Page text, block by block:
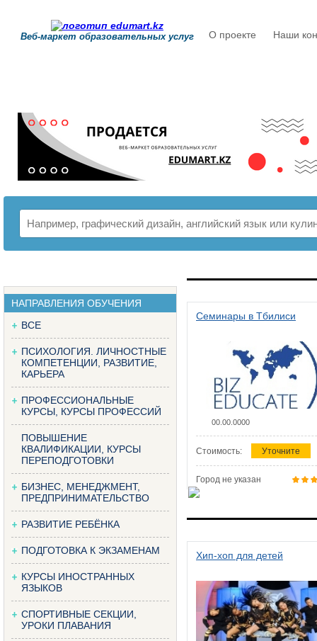
Веб-маркет образовательных услуг О проекте Наши
НАПРАВЛЕНИЯ ОБУЧЕНИЯ
ВСЕ
ПСИХОЛОГИЯ. ЛИЧНОСТНЫЕ
КОМПЕТЕНЦИИ, РАЗВИТИЕ,
КАРЬЕРА
ПРОФЕССИОНАЛЬНЫЕ
КУРСЫ, КУРСЫ ПРОФЕССИЙ
ПОВЫШЕНИЕ
КВАЛИФИКАЦИИ, КУРСЫ
ПЕРЕПОДГОТОВКИ
БИЗНЕС, МЕНЕДЖМЕНТ,
ПРЕДПРИНИМАТЕЛЬСТВО
РАЗВИТИЕ РЕБЁНКА
ПОДГОТОВКА К ЭКЗАМЕНАМ
КУРСЫ ИНОСТРАННЫХ
ЯЗЫКОВ
СПОРТИВНЫЕ СЕКЦИИ,
УРОКИ ПЛАВАНИЯ
Семинары в Тбилиси
00.00.0000
Стоимость: Уточните
Город не указан
Хип-хоп для детей